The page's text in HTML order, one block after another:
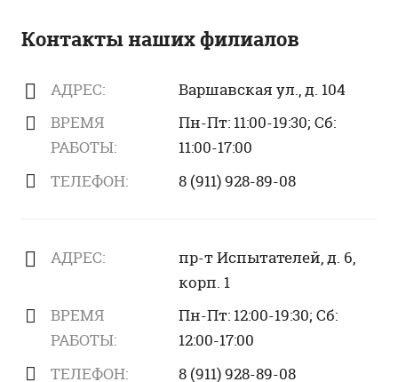
Контакты наших филиалов
АДРЕС:
Варшавская ул., д. 104
ВРЕМЯ
РАБОТЫ:
Пн-Пт: 11:00-19:30; Сб:
11:00-17:00
ТЕЛЕФОН:
8 (911) 928-89-08
АДРЕС:
пр-т Испытателей, д. 6,
корп. 1
ВРЕМЯ
РАБОТЫ:
Пн-Пт: 12:00-19:30; Сб:
12:00-17:00
ТЕЛЕФОН:
8 (911) 928-89-08